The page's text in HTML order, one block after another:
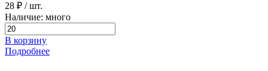
28 ₽ / шт.
Наличие: много
В корзину
Подробнее